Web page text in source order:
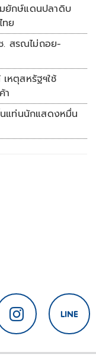
ยักษ์แดนปลาดิบ
ทย
-
หตุสหรัฐฯใช้
า
แท่นนักแสดงหมื่น